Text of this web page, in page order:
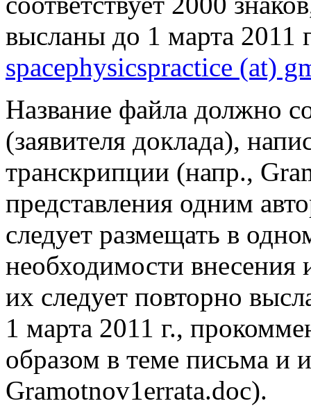
высланы до 1 марта 2011
spacephysicspractice (at)
Название файла должно
(заявителя доклада),
транскрипции (напр.,
представления одним
следует размещать в
необходимости внесения
их следует повторно
1 марта 2011 г.,
образом в теме письма и
Gramotnov1errata.doc).